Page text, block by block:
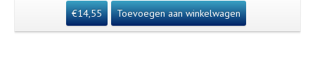
€14,55 Toevoegen aan winkelwagen